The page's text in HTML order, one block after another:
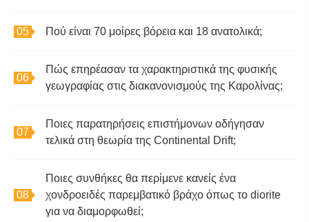
Πού είναι 70 μοίρες βόρεια και 18 ανατολικά;
Πώς επηρέασαν τα χαρακτηριστικά της φυσικής
γεωγραφίας στις διακανονισμούς της Καρολίνας;
Ποιες παρατηρήσεις επιστήμονων οδήγησαν
τελικά στη θεωρία της Continental Drift;
Ποιες συνθήκες θα περίμενε κανείς ένα
χονδροειδές παρεμβατικό βράχο όπως το diorite
για να διαμορφωθεί;